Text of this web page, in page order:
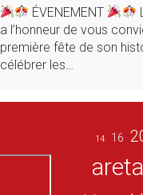
ÉVENEMENT
a l’honneur de vous
première fête de son
célébrer les…
14 16